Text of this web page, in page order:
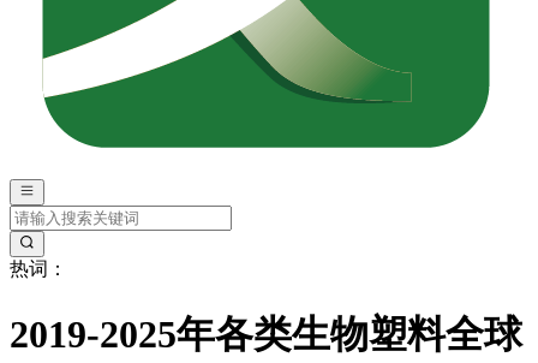
热词：
2019-2025年各类生物塑料全球